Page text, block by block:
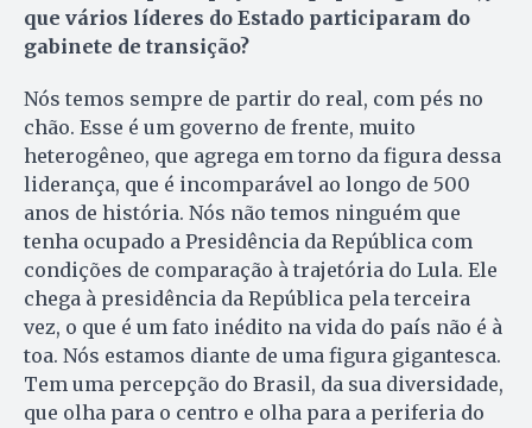
que vários líderes do Estado participaram do
gabinete de transição?
Nós temos sempre de partir do real, com pés no
chão. Esse é um governo de frente, muito
heterogêneo, que agrega em torno da figura dessa
liderança, que é incomparável ao longo de 500
anos de história. Nós não temos ninguém que
tenha ocupado a Presidência da República com
condições de comparação à trajetória do Lula. Ele
chega à presidência da República pela terceira
vez, o que é um fato inédito na vida do país não é à
toa. Nós estamos diante de uma figura gigantesca.
Tem uma percepção do Brasil, da sua diversidade,
que olha para o centro e olha para a periferia do